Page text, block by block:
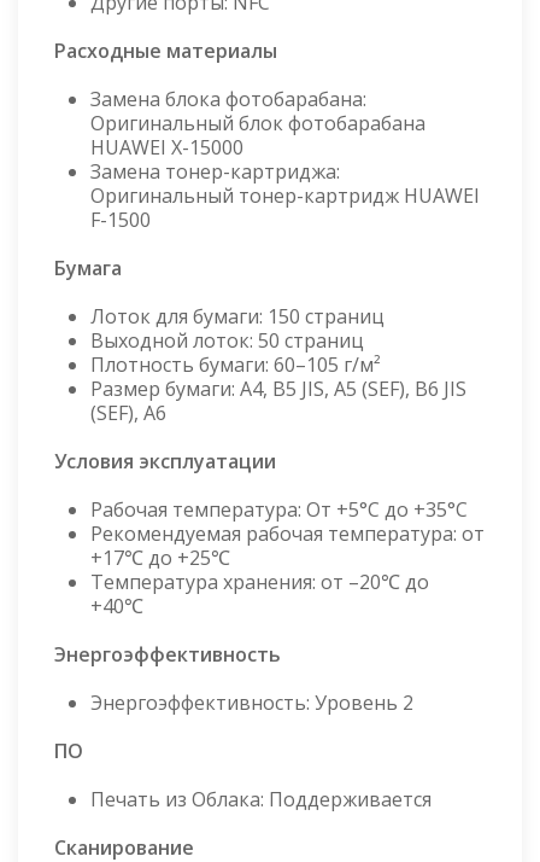
Расходные материалы
Замена блока фотобарабана:
Оригинальный блок фотобарабана
HUAWEI X-15000
Замена тонер-картриджа:
Оригинальный тонер-картридж HUAWEI
F-1500
Бумага
Лоток для бумаги: 150 страниц
Выходной лоток: 50 страниц
Плотность бумаги: 60–105 г/м²
Размер бумаги: A4, B5 JIS, A5 (SEF), B6 JIS
(SEF), A6
Условия эксплуатации
Рабочая температура: От +5°C до +35°C
Рекомендуемая рабочая температура: от
+17℃ до +25℃
Температура хранения: от –20℃ до
+40℃
Энергоэффективность
Энергоэффективность: Уровень 2
ПО
Печать из Облака: Поддерживается
Сканирование